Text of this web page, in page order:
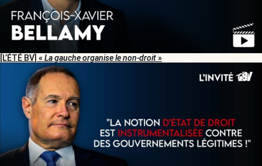
[L’ÉTÉ BV] « La gauche organise le non-droit»